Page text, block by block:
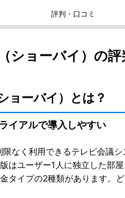
評判・口コミ
ショーバイ）の
ョーバイ）とは？
イアルで導入しやすい
限なく利用できるテレビ会議
はユーザー1人に独立した部
タイプの2種類があります。